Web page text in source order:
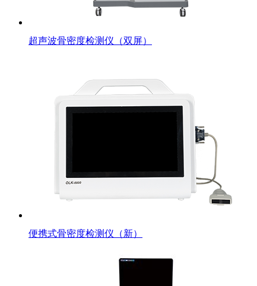
超声波骨密度检测仪（双屏）
便携式骨密度检测仪（新）